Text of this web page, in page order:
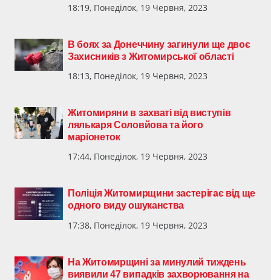
18:19, Понеділок, 19 Червня, 2023
В боях за Донеччину загинули ще двоє
Захисників з Житомирської області
18:13, Понеділок, 19 Червня, 2023
Житомиряни в захваті від виступів
лялькаря Соловйова та його
маріонеток
17:44, Понеділок, 19 Червня, 2023
Поліція Житомирщини застерігає від ще
одного виду ошуканства
17:38, Понеділок, 19 Червня, 2023
На Житомирщині за минулий тиждень
виявили 47 випадків захворювання на